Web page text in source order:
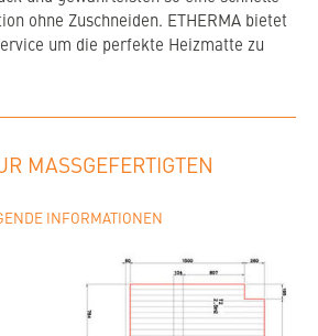
ohne Zuschneiden. ETHERMA bietet
um die perfekte Heizmatte zu
MASSGEFERTIGTEN H
INFORMATIONEN